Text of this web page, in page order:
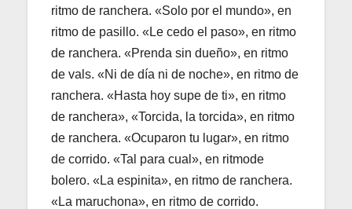
ritmo de ranchera. «Solo por el mundo», en
ritmo de pasillo. «Le cedo el paso», en ritmo
de ranchera. «Prenda sin dueño», en ritmo
de vals. «Ni de día ni de noche», en ritmo de
ranchera. «Hasta hoy supe de ti», en ritmo
de ranchera», «Torcida, la torcida», en ritmo
de ranchera. «Ocuparon tu lugar», en ritmo
de corrido. «Tal para cual», en ritmode
bolero. «La espinita», en ritmo de ranchera.
«La maruchona», en ritmo de corrido.